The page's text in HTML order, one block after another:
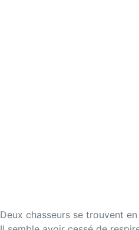
Deux chasseurs se trouvent